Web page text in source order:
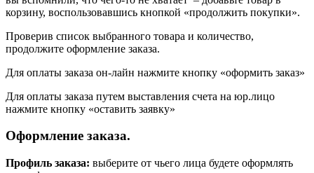
корзину, воспользовавшись кнопкой «продолжить покупки».
Проверив список выбранного товара и количество,
продолжите оформление заказа.
Для оплаты заказа он-лайн нажмите кнопку «оформить заказ»
Для оплаты заказа путем выставления счета на юр.лицо
нажмите кнопку «оставить заявку»
Оформление заказа.
Профиль заказа: выберите от чьего лица будете оформлять